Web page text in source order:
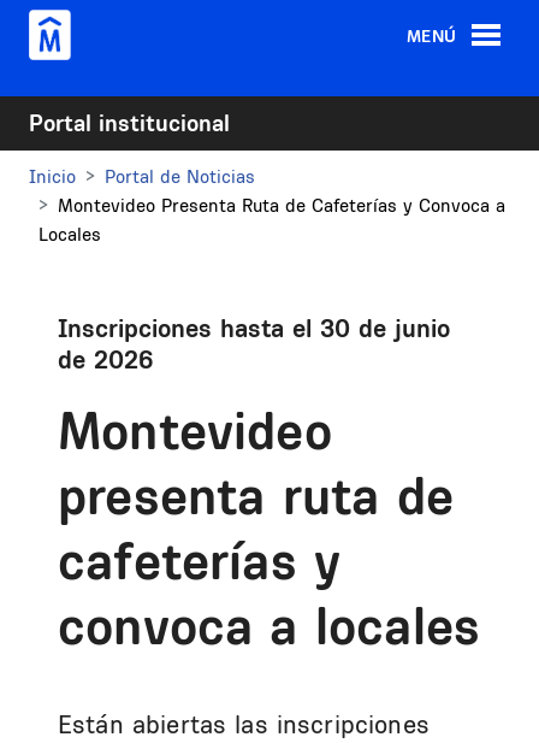
Pasar al contenido principal
MENÚ
Portal institucional
Inicio
Portal de Noticias
Montevideo Presenta Ruta de Cafeterías y Convoca a
Locales
Inscripciones hasta el 30 de junio
de 2026
Montevideo
presenta ruta de
cafeterías y
convoca a locales
Están abiertas las inscripciones